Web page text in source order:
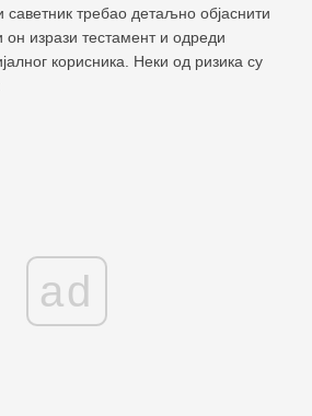
требао детаљно објаснити
он изрази тестамент и одреди
корисника. Неки од ризика су
ad